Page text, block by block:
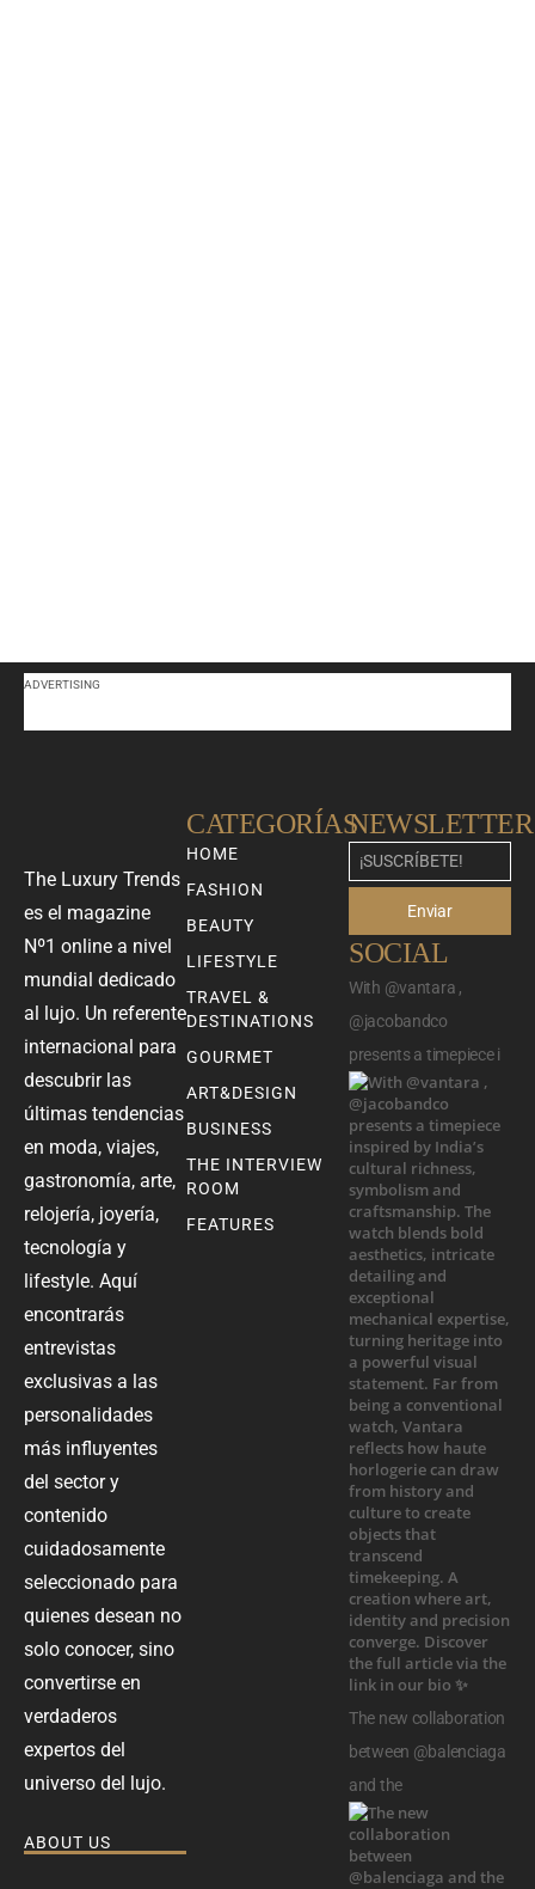
ADVERTISING
The Luxury Trends
es el magazine
Nº1 online a nivel
mundial dedicado
al lujo. Un referente
internacional para
descubrir las
últimas tendencias
en moda, viajes,
gastronomía, arte,
relojería, joyería,
tecnología y
lifestyle. Aquí
encontrarás
entrevistas
exclusivas a las
personalidades
más influyentes
del sector y
contenido
cuidadosamente
seleccionado para
quienes desean no
solo conocer, sino
convertirse en
verdaderos
expertos del
universo del lujo.
ABOUT US
CATEGORÍAS
HOME
FASHION
BEAUTY
LIFESTYLE
TRAVEL &
DESTINATIONS
GOURMET
ART&DESIGN
BUSINESS
THE INTERVIEW
ROOM
FEATURES
NEWSLETTER
Enviar
SOCIAL
With @vantara ,
@jacobandco
presents a timepiece i
The new collaboration
between @balenciaga
and the